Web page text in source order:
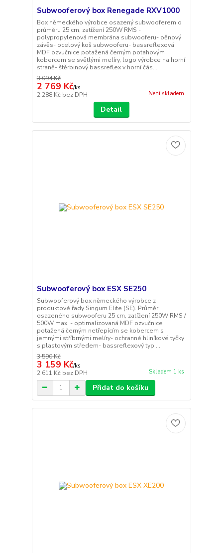
Subwooferový box Renegade RXV1000
Box německého výrobce osazený subwooferem o
průměru 25 cm, zatížení 250W RMS -
polypropylenová membrána subwooferu- pěnový
závěs- ocelový koš subwooferu- bassreflexová
MDF ozvučnice potažená černým potahovým
kobercem se světlými melíry, logo výrobce na horní
straně- štěrbinový bassreflex v horní čás...
3 094 Kč
2 769 Kč/ks
2 288 Kč bez DPH Není skladem
Detail
Subwooferový box ESX SE250
Subwooferový box německého výrobce z
produktové řady Singum Elite (SE). Průměr
osazeného subwooferu 25 cm, zatížení 250W RMS /
500W max. - optimalizovaná MDF ozvučnice
potažená černým netřepícím se kobercem s
jemnými stříbrnými melíry- ochranné hliníkové tyčky
s plastovým středem- bassreflexový typ ...
3 590 Kč
3 159 Kč/ks
2 611 Kč bez DPH Skladem 1 ks
Přidat do košíku